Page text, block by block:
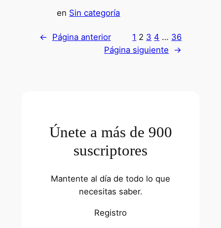
en Sin categoría
← Página anterior 1 2 3 4 … 36
Página siguiente
→
Únete a más de 900
suscriptores
Mantente al día de todo lo que
necesitas saber.
Registro